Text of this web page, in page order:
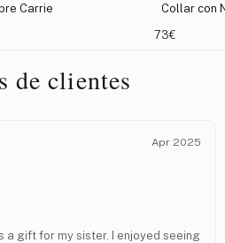
Carrie
Collar con
73€
de clientes
Apr 2025
a gift for my sister. I enjoyed seeing